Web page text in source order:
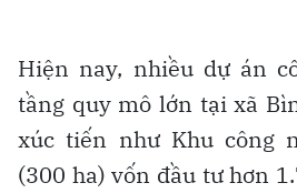
Hiện nay, nhiều dự án
tầng quy mô lớn tại xã
xúc tiến như Khu công
(300 ha) vốn đầu tư hơn